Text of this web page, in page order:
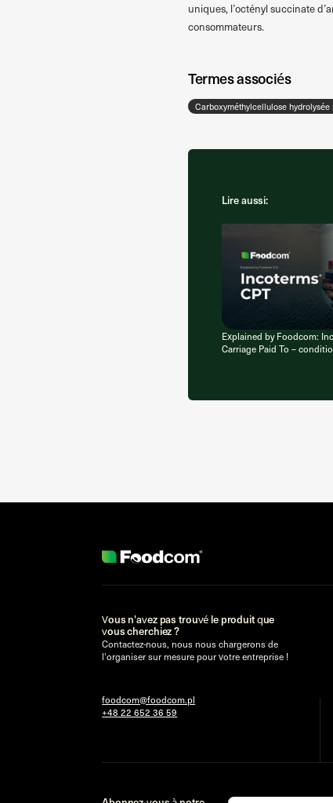
uniques, l’octényl succinate
consommateurs.
Termes associés
Carboxyméthylcellulose
Lire aussi:
Explained by Foodcom:
Carriage Paid To –
Vous n'avez pas trouvé le produit que
vous cherchiez ?
Contactez-nous, nous nous chargerons de
l'organiser sur mesure pour votre entreprise !
foodcom@foodcom.pl
+48 22 652 36 59